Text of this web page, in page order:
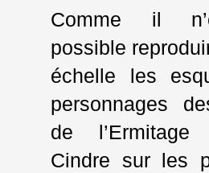
Comme il
possible
échelle les
personnages
de
Cindre sur les